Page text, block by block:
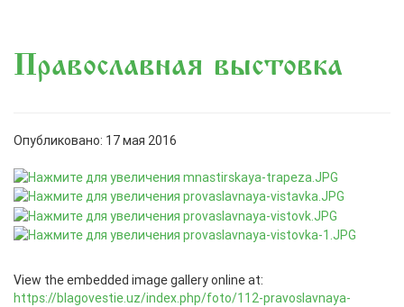
Православная выстовка
Опубликовано: 17 мая 2016
View the embedded image gallery online at:
https://blagovestie.uz/index.php/foto/112-pravoslavnaya-